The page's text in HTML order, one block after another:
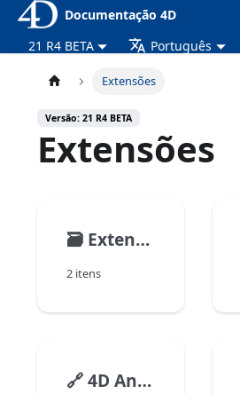
Documentação 4D
21 R4 BETA
Português
Extensões
Versão: 21 R4 BETA
Extensões
🗃️ Extending 4D applications
2 itens
🔗 4D Analyzer